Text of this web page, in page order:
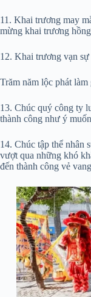
11. Khai trương may
mừng khai trương
12. Khai trương vạn
Trăm năm lộc phát làm
13. Chúc quý công ty
thành công như ý
14. Chúc tập thể nhân
vượt qua những khó
đến thành công vẻ